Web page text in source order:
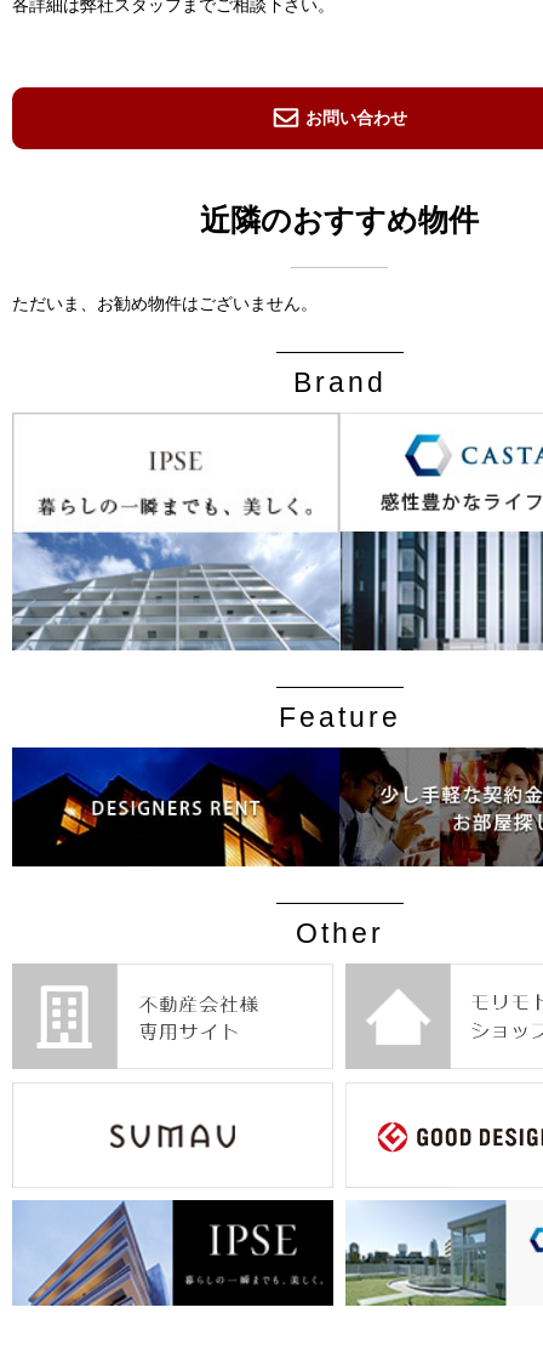
各詳細は弊社スタッフまでご相談下さい。
お問い合わせ
近隣のおすすめ物件
ただいま、お勧め物件はございません。
Brand
Feature
Other